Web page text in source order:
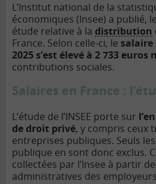
L’Institut national de la
économiques (Insee) a publié,
étude relative à la distribution
France. Selon celle-ci, le salaire
2025 s’est élevé à 2 733 euros
contributions sociales.
Salaires en France :
L’étude de l’INSEE porte sur
de droit privé, y compris ceux
entreprises publiques. Seuls
publique en sont donc exclus.
collectées par l’Insee à partir
administratives des